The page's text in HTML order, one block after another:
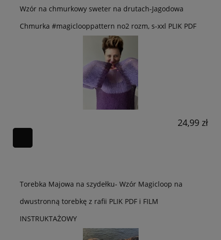
Wzór na chmurkowy sweter na drutach-Jagodowa
Chmurka #magiclooppattern no2 rozm, s-xxl PLIK PDF
24,99 zł
Torebka Majowa na szydełku- Wzór Magicloop na
dwustronną torebkę z rafii PLIK PDF i FILM
INSTRUKTAŻOWY